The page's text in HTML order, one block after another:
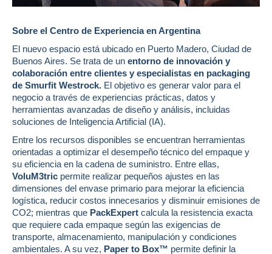
Sobre el Centro de Experiencia en Argentina
El nuevo espacio está ubicado en Puerto Madero, Ciudad de
Buenos Aires. Se trata de un entorno de innovación y
colaboración entre clientes y especialistas en packaging
de Smurfit Westrock. El objetivo es generar valor para el
negocio a través de experiencias prácticas, datos y
herramientas avanzadas de diseño y análisis, incluidas
soluciones de Inteligencia Artificial (IA).
Entre los recursos disponibles se encuentran herramientas
orientadas a optimizar el desempeño técnico del empaque y
su eficiencia en la cadena de suministro. Entre ellas,
VoluM3tric permite realizar pequeños ajustes en las
dimensiones del envase primario para mejorar la eficiencia
logística, reducir costos innecesarios y disminuir emisiones de
CO2; mientras que PackExpert calcula la resistencia exacta
que requiere cada empaque según las exigencias de
transporte, almacenamiento, manipulación y condiciones
ambientales. A su vez, Paper to Box™ permite definir la